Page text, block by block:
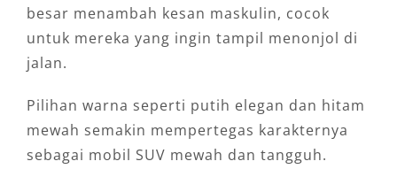
besar menambah kesan maskulin, cocok
untuk mereka yang ingin tampil menonjol di
jalan.
Pilihan warna seperti putih elegan dan hitam
mewah semakin mempertegas karakternya
sebagai mobil SUV mewah dan tangguh.